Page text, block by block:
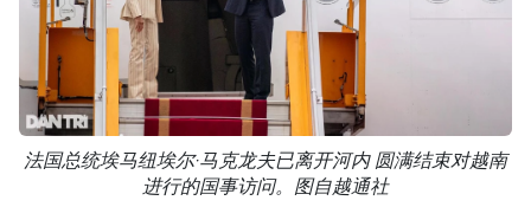
法国总统埃马纽埃尔·马克龙夫已离开河内 圆满结束对越南
进行的国事访问。图自越通社